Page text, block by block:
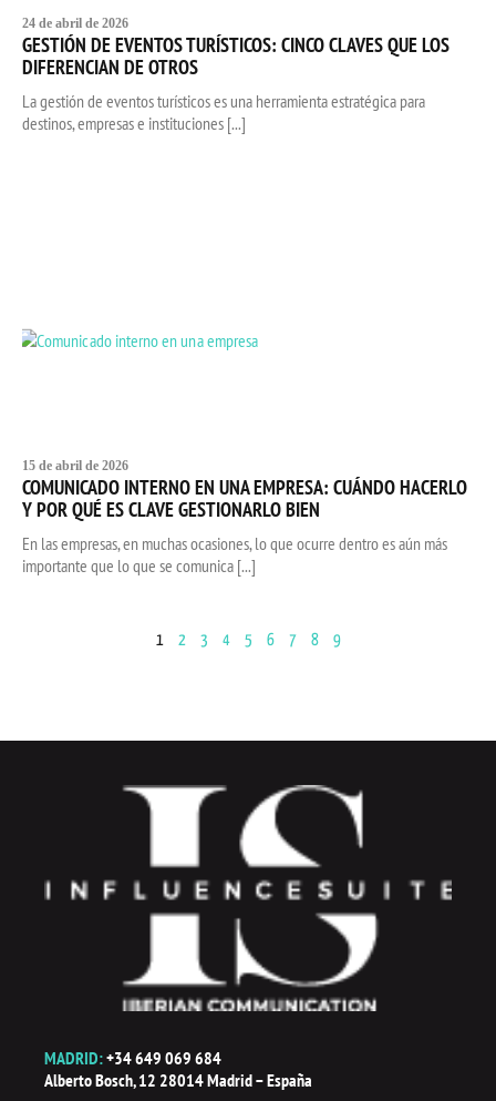
24 de abril de 2026
GESTIÓN DE EVENTOS TURÍSTICOS: CINCO CLAVES QUE LOS
DIFERENCIAN DE OTROS
La gestión de eventos turísticos es una herramienta estratégica para
destinos, empresas e instituciones [...]
15 de abril de 2026
COMUNICADO INTERNO EN UNA EMPRESA: CUÁNDO HACERLO
Y POR QUÉ ES CLAVE GESTIONARLO BIEN
En las empresas, en muchas ocasiones, lo que ocurre dentro es aún más
importante que lo que se comunica [...]
1 2 3 4 5 6 7 8 9
MADRID:+34 649 069 684
Alberto Bosch, 12 28014 Madrid – España